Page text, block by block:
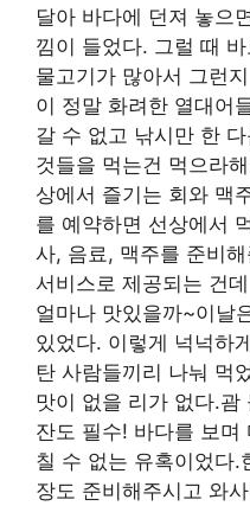
달아 바다에 던져 놓으
낌이 들었다. 그럴 때
물고기가 많아서 그런
이 정말 화려한 열대어
갈 수 없고 낚시만 한
것들을 먹는건 먹으라
상에서 즐기는 회와 맥
를 예약하면 선상에서
사, 음료, 맥주를 준비
서비스로 제공되는 건
얼마나 맛있을까~이날
있었다. 이렇게 넉넉하
탄 사람들끼리 나눠 먹
맛이 없을 리가 없다.괌
잔도 필수! 바다를 보며
칠 수 없는 유혹이었다.
장도 준비해주시고 와